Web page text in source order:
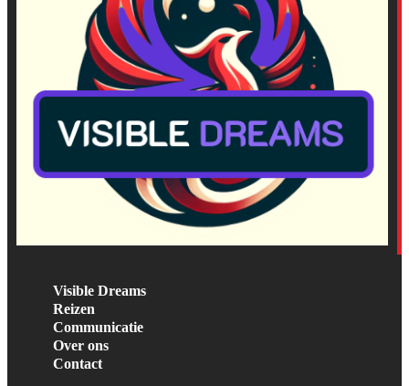
Visible Dreams
Reizen
Communicatie
Over ons
Contact